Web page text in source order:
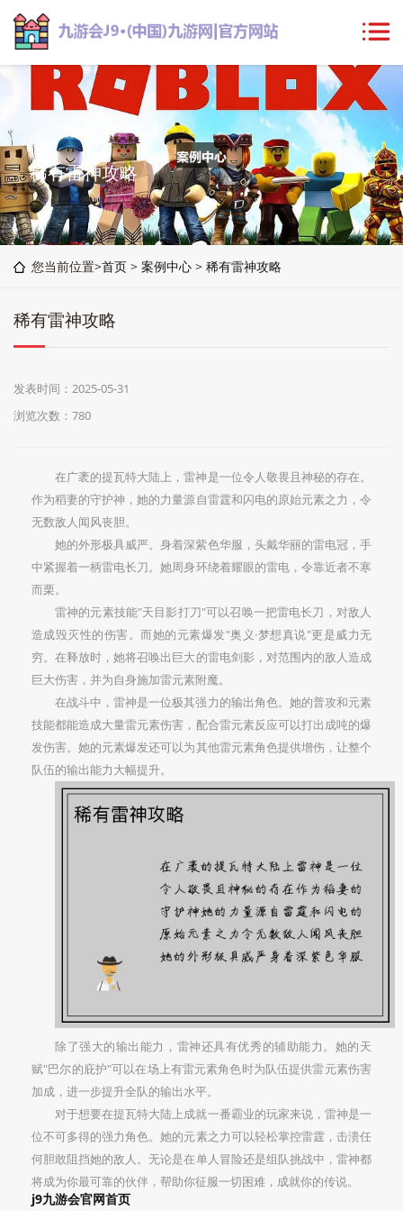
稀有雷神攻略
您当前位置>首页 > 案例中心 > 稀有雷神攻略
稀有雷神攻略
发表时间：2025-05-31
浏览次数：780
在广袤的提瓦特大陆上，雷神是一位令人敬畏且神秘的存在。
作为稻妻的守护神，她的力量源自雷霆和闪电的原始元素之力，令
无数敌人闻风丧胆。
她的外形极具威严。身着深紫色华服，头戴华丽的雷电冠，手
中紧握着一柄雷电长刀。她周身环绕着耀眼的雷电，令靠近者不寒
而栗。
雷神的元素技能"天目影打刀"可以召唤一把雷电长刀，对敌人
造成毁灭性的伤害。而她的元素爆发"奥义·梦想真说"更是威力无
穷。在释放时，她将召唤出巨大的雷电剑影，对范围内的敌人造成
巨大伤害，并为自身施加雷元素附魔。
在战斗中，雷神是一位极其强力的输出角色。她的普攻和元素
技能都能造成大量雷元素伤害，配合雷元素反应可以打出成吨的爆
发伤害。她的元素爆发还可以为其他雷元素角色提供增伤，让整个
队伍的输出能力大幅提升。
除了强大的输出能力，雷神还具有优秀的辅助能力。她的天
赋"巴尔的庇护"可以在场上有雷元素角色时为队伍提供雷元素伤害
加成，进一步提升全队的输出水平。
对于想要在提瓦特大陆上成就一番霸业的玩家来说，雷神是一
位不可多得的强力角色。她的元素之力可以轻松掌控雷霆，击溃任
何胆敢阻挡她的敌人。无论是在单人冒险还是组队挑战中，雷神都
将成为你最可靠的伙伴，帮助你征服一切困难，成就你的传说。
j9九游会官网首页